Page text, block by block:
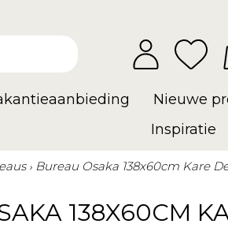
Nieuwe
Inspiratie
Bureau Osaka 138x60cm Kare
138X60CM